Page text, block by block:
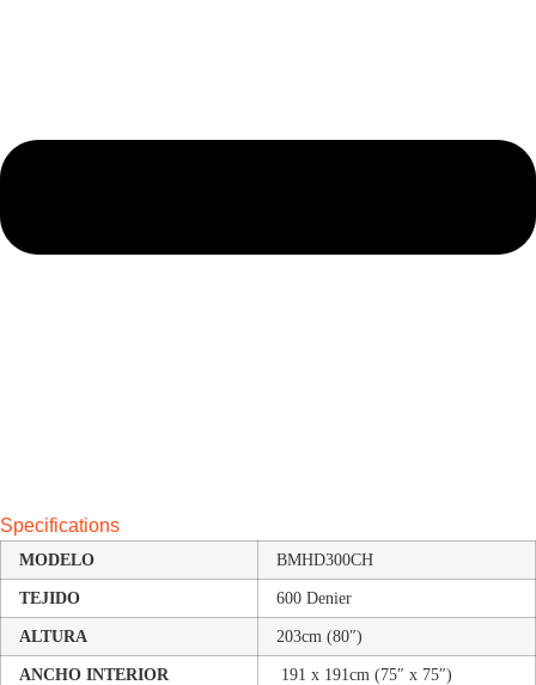
Specifications
MODELO
BMHD300CH
TEJIDO
600 Denier
ALTURA
203cm (80″)
ANCHO INTERIOR
191 x 191cm (75″ x 75″)